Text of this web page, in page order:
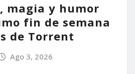
magia y humor
fin de semana
de Torrent
Ago 3, 2026